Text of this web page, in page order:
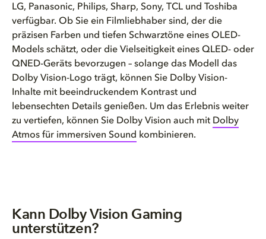
LG, Panasonic, Philips, Sharp, Sony, TCL und Toshiba
verfügbar. Ob Sie ein Filmliebhaber sind, der die
präzisen Farben und tiefen Schwarztöne eines OLED-
Models schätzt, oder die Vielseitigkeit eines QLED- oder
QNED-Geräts bevorzugen – solange das Modell das
Dolby Vision-Logo trägt, können Sie Dolby Vision-
Inhalte mit beeindruckendem Kontrast und
lebensechten Details genießen. Um das Erlebnis weiter
zu vertiefen, können Sie Dolby Vision auch mit Dolby
Atmos für immersiven Sound kombinieren.
Kann Dolby Vision Gaming
unterstützen?